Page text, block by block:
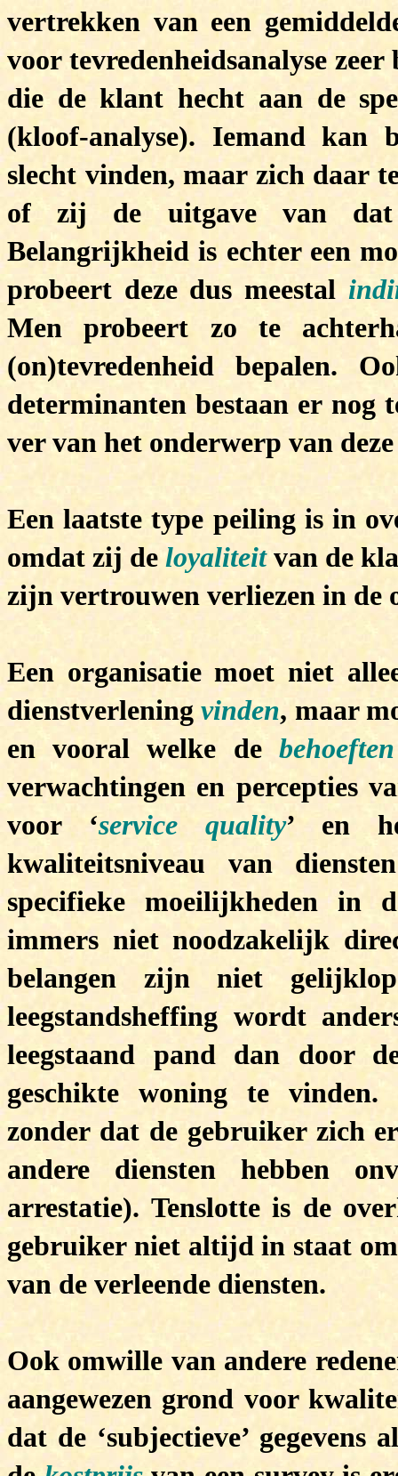
vertrekken van een
voor tevredenheidsanalyse
die de klant hecht aan de
(kloof-analyse). Iemand
slecht vinden, maar zich daar
of zij de uitgave van
Belangrijkheid is echter een
probeert deze dus meestal
Men probeert zo te
(on)tevredenheid bepalen.
determinanten bestaan er nog
ver van het onderwerp van
Een laatste type peiling is in
omdat zij de loyaliteitvan de
zijn vertrouwen verliezen in de
Een organisatie moet niet
dienstverleningvinden, maar
en vooral welke de behoeften
verwachtingen en percepties
voor ‘service quality’ en
kwaliteitsniveau van diensten
specifieke moeilijkheden in
immers niet noodzakelijk
belangen zijn niet
leegstandsheffing wordt
leegstaand pand dan door
geschikte woning te vinden.
zonder dat de gebruiker zich
andere diensten hebben
arrestatie). Tenslotte is de
gebruiker niet altijd in staat
van de verleende diensten.
Ook omwille van andere
aangewezen grond voor
dat de ‘subjectieve’ gegevens